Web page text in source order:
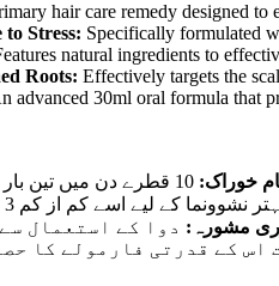
hair care remedy designed
Stress: Specifically formulated
natural ingredients to
Roots: Effectively targets the
advanced 30ml oral formula that
خوراک:
اسے کم از کم 3 ماہ تک باقاعدگی سے استعمال کریں۔
مشورہ:
اس کے قدرتی فارمولے کا